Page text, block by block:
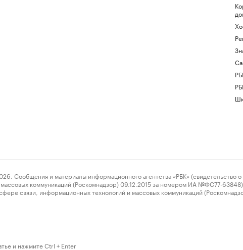
и материалы информационного агентства «РБК» (свидетельство о
коммуникаций (Роскомнадзор) 09.12.2015 за номером ИА №ФС77-63848)
связи, информационных технологий и массовых коммуникаций
и нажмите Ctrl + Enter